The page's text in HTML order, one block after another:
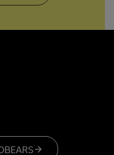
arrow_forward